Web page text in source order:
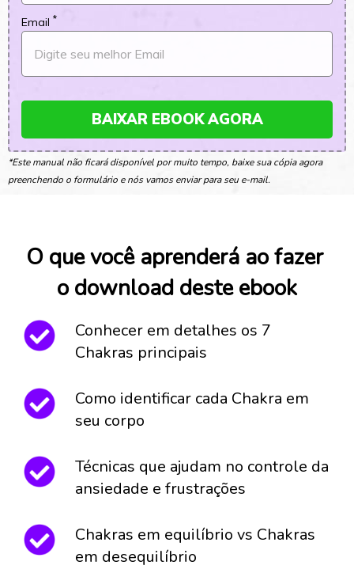
Email *
BAIXAR EBOOK AGORA
*Este manual não ficará disponível por muito tempo, baixe sua cópia agora
preenchendo o formulário e nós vamos enviar para seu e-mail.
Conhecer em detalhes os 7
Chakras principais
Como identificar cada Chakra em
seu corpo
Técnicas que ajudam no controle da
ansiedade e frustrações
Chakras em equilíbrio vs Chakras
em desequilíbrio
O que você aprenderá ao fazer
o download deste ebook